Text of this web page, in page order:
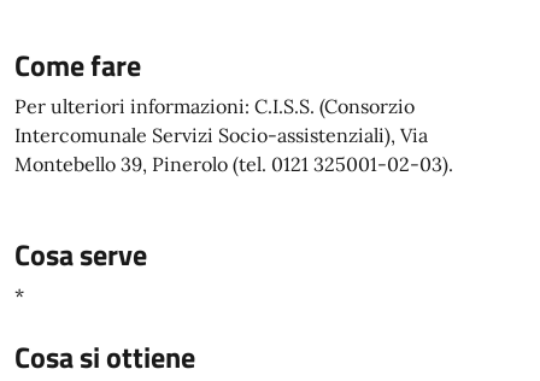
Come fare
Per ulteriori informazioni: C.I.S.S. (Consorzio
Intercomunale Servizi Socio-assistenziali), Via
Montebello 39, Pinerolo (tel. 0121 325001-02-03).
Cosa serve
*
Cosa si ottiene